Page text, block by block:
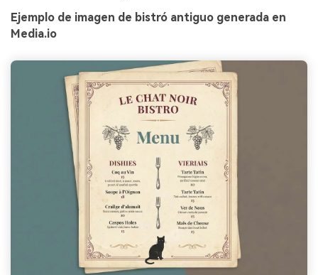
Ejemplo de imagen de bistró antiguo generada en
Media.io